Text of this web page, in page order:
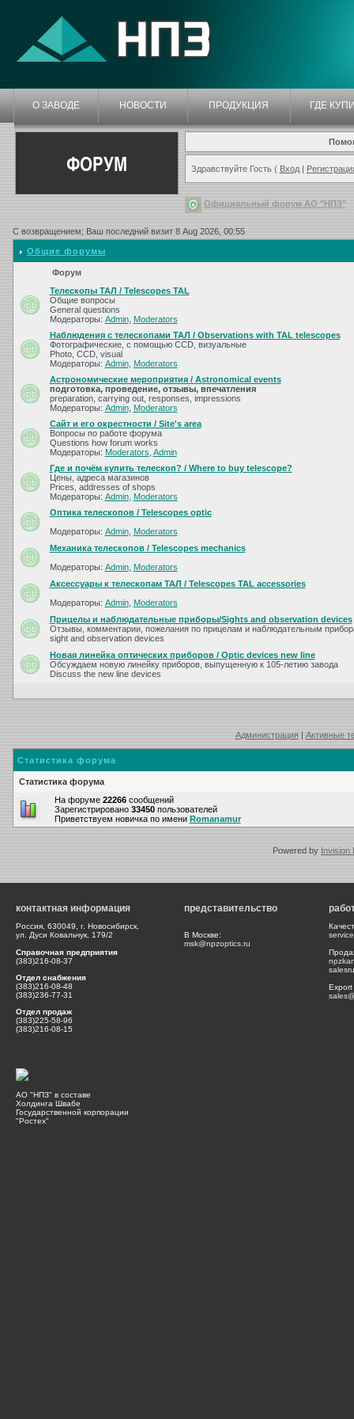
О ЗАВОДЕ НОВОСТИ ПРОДУКЦИЯ ГДЕ
ФОРУМ Здравствуйте Гость ( Вход|
Официальный форум АО "НПЗ"
С возвращением; Ваш последний визит 8 Aug 2026, 00:55
Общие форумы
Форум
Телескопы ТАЛ / Telescopes TAL
Общие вопросы
General questions
Модераторы: Admin, Moderators
Наблюдения с телескопами ТАЛ / Observations with TAL telescopes
Фотографические, с помощью CCD, визуальные
Photo, CCD, visual
Модераторы: Admin, Moderators
Астрономические мероприятия / Astronomical events
подготовка, проведение, отзывы, впечатления
preparation, carrying out, responses, impressions
Модераторы: Admin, Moderators
Сайт и его окрестности / Site's area
Вопросы по работе форума
Questions how forum works
Модераторы: Moderators Admin
Где и почём купить телескоп? / Where to buy telescope?
Цены, адреса магазинов
Prices, addresses of shops
Модераторы: Admin, Moderators
Оптика телескопов / Telescopes optic
Модераторы: Admin, Moderators
Механика телескопов / Telescopes mechanics
Модераторы: Admin, Moderators
Аксессуары к телескопам ТАЛ / Telescopes TAL accessories
Модераторы: Admin, Moderators
Прицелы и наблюдательные приборы/Sights and observation devices
Отзывы, комментарии, пожелания по прицелам и наблюдательным
sight and observation devices
Новая линейка оптических приборов / Optic devices new line
Обсуждаем новую линейку приборов, выпущенную к 105-летию завода
Discuss the new line devices
Администрация| Активные
Статистика форума
Статистика форума
На форуме 22266сообщений
Зарегистрировано 33450пользователей
Приветствуем новичка по имени Romanamur
Powered by Invision
контактная информация
Россия, 630049, г. Новосибирск,
ул. Дуси Ковальчук, 179/2
Справочная предприятия
(383)216-08-37
Отдел снабжения
(383)216-08-48
(383)236-77-31
Отдел продаж
(383)225-58-96
(383)216-08-15
представительство
В Москве:
msk@npzoptics.ru
АО "НПЗ" в составе
Холдинга Швабе
Государственной корпорации
"Ростех"